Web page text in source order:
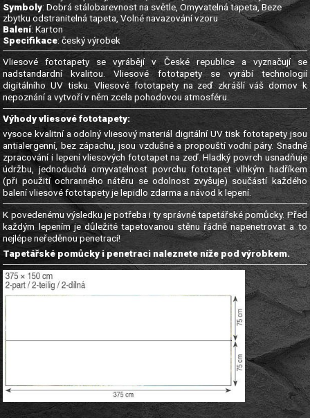
Symboly: Dobrá stálobarevnost na světle, Omyvatelná tapeta, Beze
zbytku odstranitelná tapeta, Volné navazování vzoru
Balení: Karton
Specifikace: český výrobek
Vliesové fototapety se vyrábějí v České republice a vyznačují se
nadstandardní kvalitou. Vliesové fototapety se vyrábí technologií
digitálního UV tisku. Vliesové fototapety na zeď zkrášlí váš domov k
nepoznání a vytvoří v něm zcela pohodovou atmosféru.
Výhody vliesové fototapety:
vysoce kvalitní a odolný vliesový materiál digitální UV tisk fototapety jsou
antialergenní, bez zápachu, jsou vzdušné a propouští vodní páry. Snadné
zpracování i lepení vliesových fototapet na zeď. Hladký povrch usnadňuje
údržbu, jednoduchá omyvatelnost povrchu fototapet vlhkým hadříkem
(při použití ochranného nátěru se odolnost zvyšuje) součástí každého
balení vliesové fototapety je lepidlo zdarma a návod k lepení.
K povedenému výsledku je potřeba i ty správné tapetářské pomůcky. Před
každým lepením je důležité tapetovanou stěnu řádně napenetrovat a to
nejlépe neředěnou penetrací!
Tapetářské pomůcky i penetraci naleznete níže pod výrobkem.